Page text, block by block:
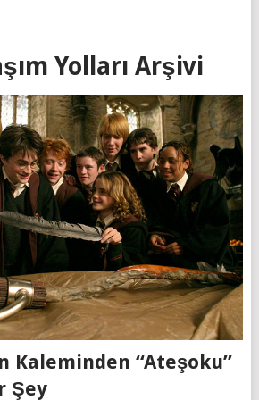
Yolları Arşivi
Kaleminden “Ateşoku”
Şey